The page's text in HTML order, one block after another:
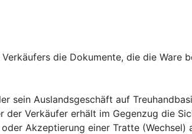
die Dokumente, die die Ware
sein Auslandsgeschäft auf
Verkäufer erhält im Gegenzug die
Akzeptierung einer Tratte (Wechsel)